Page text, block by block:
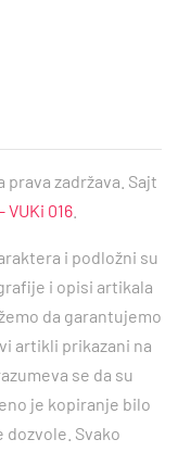
prava zadržava. Sajt
VUKi 016.
i podložni su
i opisi artikala
da garantujemo
artikli prikazani na
se da su
je kopiranje bilo
dozvole. Svako